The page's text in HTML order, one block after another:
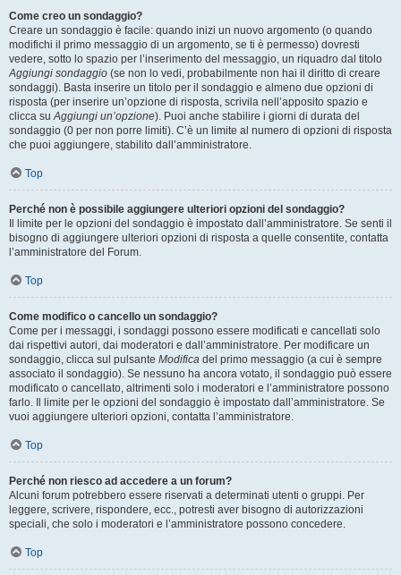
Come creo un sondaggio?
Creare un sondaggio è facile: quando inizi un nuovo argomento (o quando
modifichi il primo messaggio di un argomento, se ti è permesso) dovresti
vedere, sotto lo spazio per l’inserimento del messaggio, un riquadro dal titolo
Aggiungi sondaggio (se non lo vedi, probabilmente non hai il diritto di creare
sondaggi). Basta inserire un titolo per il sondaggio e almeno due opzioni di
risposta (per inserire un’opzione di risposta, scrivila nell’apposito spazio e
clicca suAggiungi un’opzione). Puoi anche stabilire i giorni di durata del
sondaggio (0 per non porre limiti). C’è un limite al numero di opzioni di risposta
che puoi aggiungere, stabilito dall’amministratore.
Top
Perché non è possibile aggiungere ulteriori opzioni del sondaggio?
Il limite per le opzioni del sondaggio è impostato dall’amministratore. Se senti il
bisogno di aggiungere ulteriori opzioni di risposta a quelle consentite, contatta
l’amministratore del Forum.
Top
Come modifico o cancello un sondaggio?
Come per i messaggi, i sondaggi possono essere modificati e cancellati solo
dai rispettivi autori, dai moderatori e dall’amministratore. Per modificare un
sondaggio, clicca sul pulsante Modifica del primo messaggio (a cui è sempre
associato il sondaggio). Se nessuno ha ancora votato, il sondaggio può essere
modificato o cancellato, altrimenti solo i moderatori e l’amministratore possono
farlo. Il limite per le opzioni del sondaggio è impostato dall’amministratore. Se
vuoi aggiungere ulteriori opzioni, contatta l’amministratore.
Top
Perché non riesco ad accedere a un forum?
Alcuni forum potrebbero essere riservati a determinati utenti o gruppi. Per
leggere, scrivere, rispondere, ecc., potresti aver bisogno di autorizzazioni
speciali, che solo i moderatori e l’amministratore possono concedere.
Top